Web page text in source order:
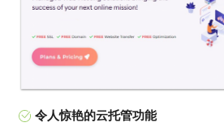
令人惊艳的云托管功能